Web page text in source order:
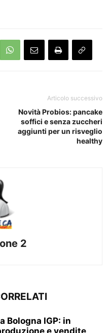
Articolo successivo
Novità Probios: pancake
soffici e senza zuccheri
aggiunti per un risveglio
healthy
2
Bologna IGP: in